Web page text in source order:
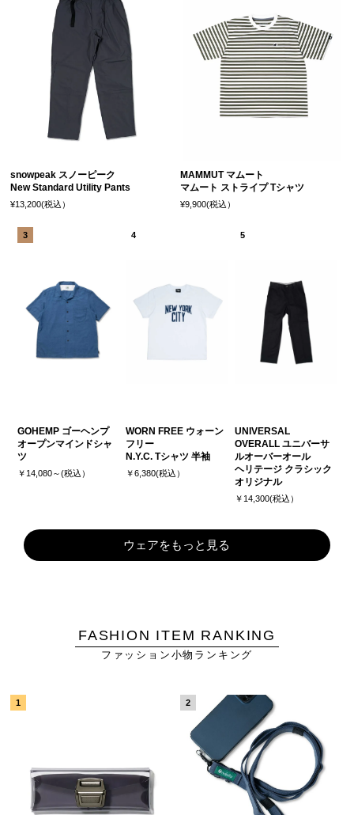
snowpeak スノーピーク
New Standard Utility Pants
¥13,200(税込）
MAMMUT マムート
マムート ストライプ Tシャツ
¥9,900(税込）
GOHEMP ゴーヘンプ
オープンマインドシャ
ツ
￥14,080～(税込）
WORN FREE ウォーン
フリー
N.Y.C. Tシャツ 半袖
￥6,380(税込）
UNIVERSAL
OVERALL ユニバーサ
ルオーバーオール
ヘリテージ クラシック
オリジナル
￥14,300(税込）
ウェアをもっと見る
FASHION ITEM RANKING
ファッション小物ランキング